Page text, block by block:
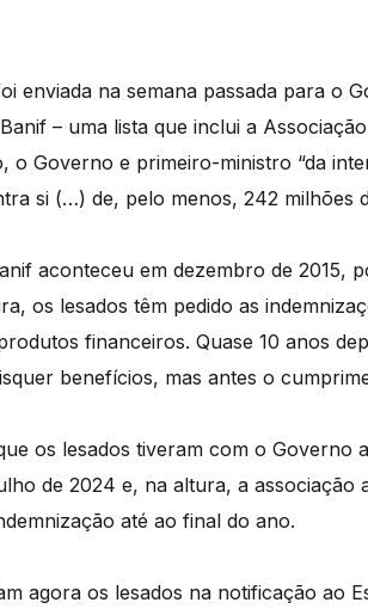
enviada na semana passada para o
– uma lista que inclui a
o Governo e primeiro-ministro “da
si (…) de, pelo menos, 242 milhões
aconteceu em dezembro de 2015,
os lesados têm pedido as
financeiros. Quase 10 anos
benefícios, mas antes o
os lesados tiveram com o Governo
de 2024 e, na altura, a
até ao final do ano.
agora os lesados na notificação ao